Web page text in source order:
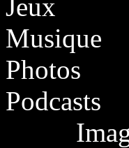
Jeux
Musique
Photos
Podcasts